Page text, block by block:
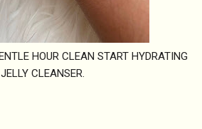
HOUR CLEAN START HYDRATING
JELLY CLEANSER.